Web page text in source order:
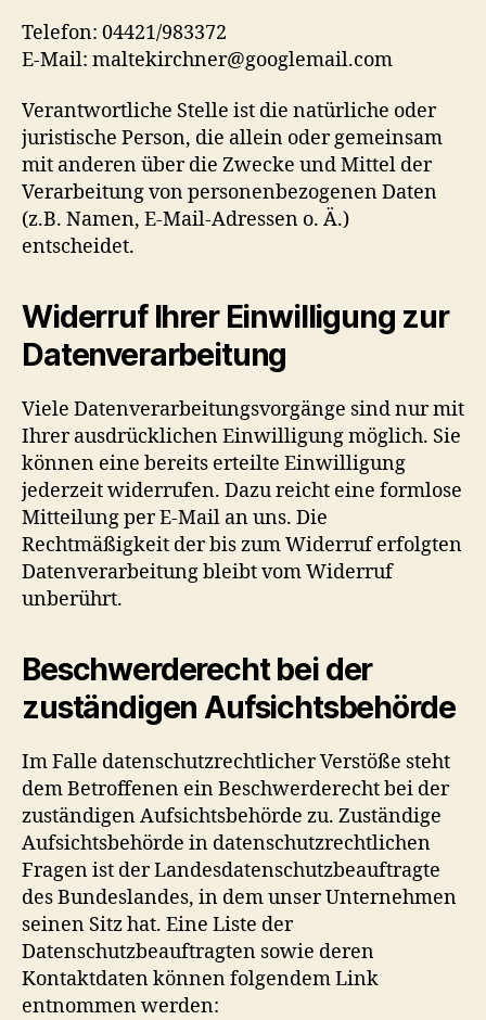
Telefon: 04421/983372
E-Mail: maltekirchner@googlemail.com
Verantwortliche Stelle ist die natürliche oder
juristische Person, die allein oder gemeinsam
mit anderen über die Zwecke und Mittel der
Verarbeitung von personenbezogenen Daten
(z.B. Namen, E-Mail-Adressen o. Ä.)
entscheidet.
Widerruf Ihrer Einwilligung zur
Datenverarbeitung
Viele Datenverarbeitungsvorgänge sind nur mit
Ihrer ausdrücklichen Einwilligung möglich. Sie
können eine bereits erteilte Einwilligung
jederzeit widerrufen. Dazu reicht eine formlose
Mitteilung per E-Mail an uns. Die
Rechtmäßigkeit der bis zum Widerruf erfolgten
Datenverarbeitung bleibt vom Widerruf
unberührt.
Beschwerderecht bei der
zuständigen Aufsichtsbehörde
Im Falle datenschutzrechtlicher Verstöße steht
dem Betroffenen ein Beschwerderecht bei der
zuständigen Aufsichtsbehörde zu. Zuständige
Aufsichtsbehörde in datenschutzrechtlichen
Fragen ist der Landesdatenschutzbeauftragte
des Bundeslandes, in dem unser Unternehmen
seinen Sitz hat. Eine Liste der
Datenschutzbeauftragten sowie deren
Kontaktdaten können folgendem Link
entnommen werden: